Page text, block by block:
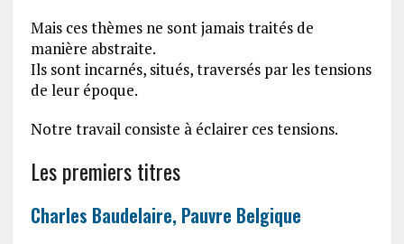
Mais ces thèmes ne sont jamais traités de
manière abstraite.
Ils sont incarnés, situés, traversés par les tensions
de leur époque.
Notre travail consiste à éclairer ces tensions.
Les premiers titres
Charles Baudelaire, Pauvre Belgique